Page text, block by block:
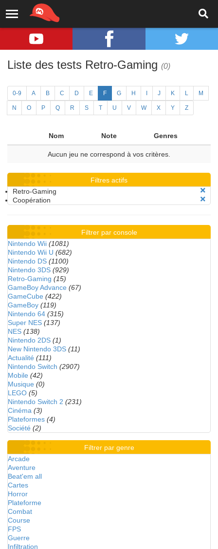
Liste des tests Retro-Gaming (0)
0-9 A B C D E F G H J K L M
N O P Q R S T U V W X Y Z
Nom Note Genres
Aucun jeu ne correspond à vos critères.
Filtres actifs
Retro-Gaming
Coopération
Filtrer par console
Nintendo Wii (1081)
Nintendo Wii U (682)
Nintendo DS (1100)
Nintendo 3DS (929)
Retro-Gaming (15)
GameBoy Advance (67)
GameCube (422)
GameBoy (119)
Nintendo 64 (315)
Super NES (137)
NES (138)
Nintendo 2DS (1)
New Nintendo 3DS (11)
Actualité (111)
Nintendo Switch (2907)
Mobile (42)
Musique (0)
LEGO (5)
Nintendo Switch 2 (231)
Cinéma (3)
Plateformes (4)
Société (2)
Filtrer par genre
Arcade
Aventure
Beat'em all
Cartes
Horror
Plateforme
Combat
Course
FPS
Guerre
Infiltration